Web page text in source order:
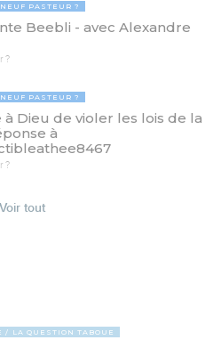
PASTEUR ?
Beebli - avec Alexandre
?
PASTEUR ?
Dieu de violer les lois de la
à
?
Voir tout
LA QUESTION TABOUE